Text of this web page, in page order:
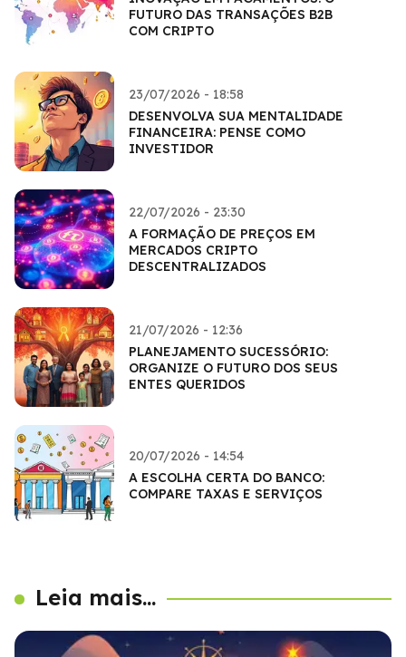
FUTURO DAS TRANSAÇÕES B2B
COM CRIPTO
23/07/2026 - 18:58
DESENVOLVA SUA MENTALIDADE
FINANCEIRA: PENSE COMO
INVESTIDOR
22/07/2026 - 23:30
A FORMAÇÃO DE PREÇOS EM
MERCADOS CRIPTO
DESCENTRALIZADOS
21/07/2026 - 12:36
PLANEJAMENTO SUCESSÓRIO:
ORGANIZE O FUTURO DOS SEUS
ENTES QUERIDOS
20/07/2026 - 14:54
A ESCOLHA CERTA DO BANCO:
COMPARE TAXAS E SERVIÇOS
Leia mais...